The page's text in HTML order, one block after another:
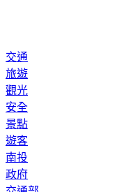
交通
旅遊
觀光
安全
景點
遊客
南投
政府